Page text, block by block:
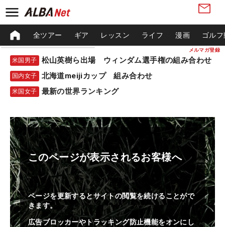
メルマガ登録
全ツアー ギア レッスン ライフ 漫画 ゴル
米国男子 松山英樹ら出場 ウィンダム選手権の組み合わせ
国内女子 北海道meijiカップ 組み合わせ
米国女子 最新の世界ランキング
このページが表示されるお客様へ
ページを更新するとサイトの閲覧を続けることがで
きます。
広告ブロッカーやトラッキング防止機能をオンにし